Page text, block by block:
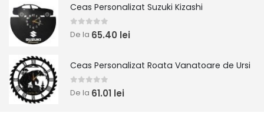
Ceas Personalizat Suzuki Kizashi
0 out of 5
De la 65.40 lei
Ceas Personalizat Roata Vanatoare de Ursi
0 out of 5
De la 61.01 lei